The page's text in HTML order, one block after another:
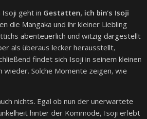
Isoji geht in Gestatten, ich bin’s Isoji
die Mangaka und ihr kleiner Liebling
abenteuerlich und witzig dargestellt
als überaus lecker herausstellt,
findet sich Isoji in seinem kleinen
Solche Momente zeigen, wie
nichts. Egal ob nun der unerwartete
hinter der Kommode, Isoji erlebt